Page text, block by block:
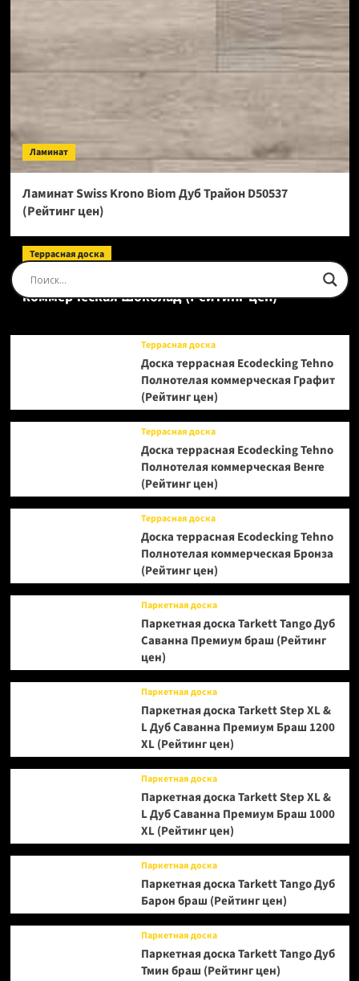
Ламинат
Ламинат Swiss Krono Biom Дуб Трайон D50537
(Рейтинг цен)
Террасная доска
Доска террасная Ecodecking Tehno Полнотелая
коммерческая Шоколад (Рейтинг цен)
Террасная доска
Доска террасная Ecodecking Tehno
Полнотелая коммерческая Графит
(Рейтинг цен)
Террасная доска
Доска террасная Ecodecking Tehno
Полнотелая коммерческая Венге
(Рейтинг цен)
Террасная доска
Доска террасная Ecodecking Tehno
Полнотелая коммерческая Бронза
(Рейтинг цен)
Паркетная доска
Паркетная доска Tarkett Tango Дуб
Саванна Премиум браш (Рейтинг
цен)
Паркетная доска
Паркетная доска Tarkett Step XL &
L Дуб Саванна Премиум Браш 1200
XL (Рейтинг цен)
Паркетная доска
Паркетная доска Tarkett Step XL &
L Дуб Саванна Премиум Браш 1000
XL (Рейтинг цен)
Паркетная доска
Паркетная доска Tarkett Tango Дуб
Барон браш (Рейтинг цен)
Паркетная доска
Паркетная доска Tarkett Tango Дуб
Тмин браш (Рейтинг цен)